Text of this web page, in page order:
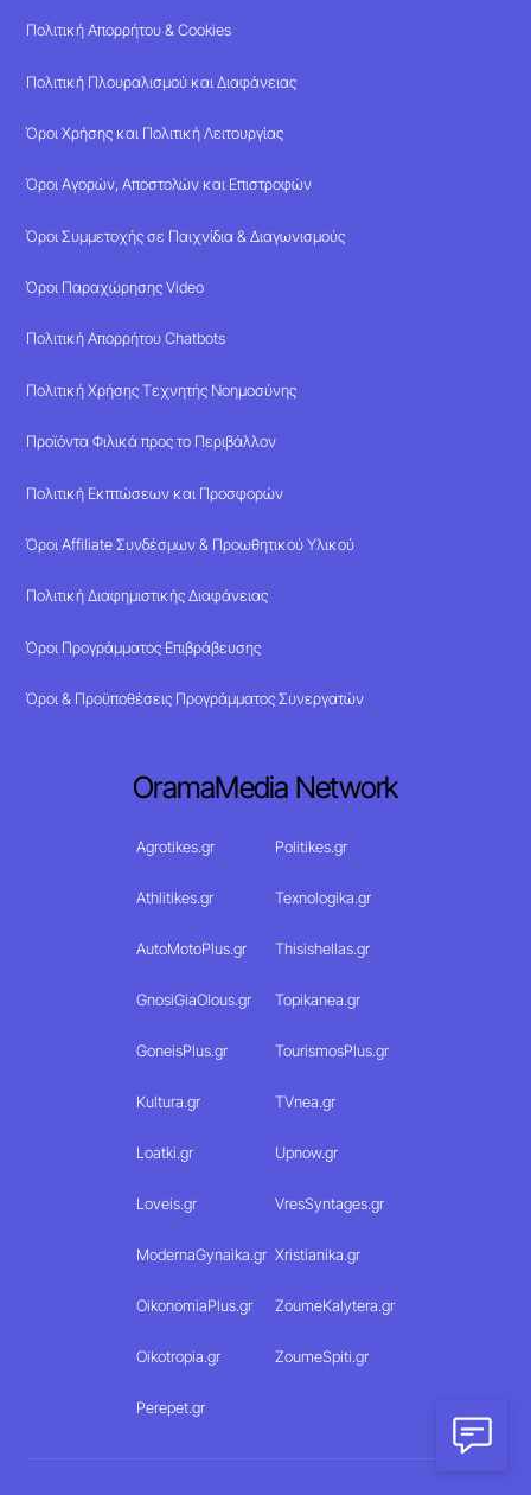
Πολιτική Απορρήτου & Cookies
Πολιτική Πλουραλισμού και Διαφάνειας
Όροι Χρήσης και Πολιτική Λειτουργίας
Όροι Αγορών, Αποστολών και Επιστροφών
Όροι Συμμετοχής σε Παιχνίδια & Διαγωνισμούς
Όροι Παραχώρησης Video
Πολιτική Απορρήτου Chatbots
Πολιτική Χρήσης Τεχνητής Νοημοσύνης
Προϊόντα Φιλικά προς το Περιβάλλον
Πολιτική Εκπτώσεων και Προσφορών
Όροι Affiliate Συνδέσμων & Προωθητικού Υλικού
Πολιτική Διαφημιστικής Διαφάνειας
Όροι Προγράμματος Επιβράβευσης
Όροι & Προϋποθέσεις Προγράμματος Συνεργατών
OramaMedia Network
Agrotikes.gr Politikes.gr
Athlitikes.gr Texnologika.gr
AutoMotoPlus.gr Thisishellas.gr
GnosiGiaOlous.gr Topikanea.gr
GoneisPlus.gr TourismosPlus.gr
Kultura.gr TVnea.gr
Loatki.gr Upnow.gr
Loveis.gr VresSyntages.gr
ModernaGynaika.gr Xristianika.gr
OikonomiaPlus.gr ZoumeKalytera.gr
Oikotropia.gr ZoumeSpiti.gr
Perepet.gr